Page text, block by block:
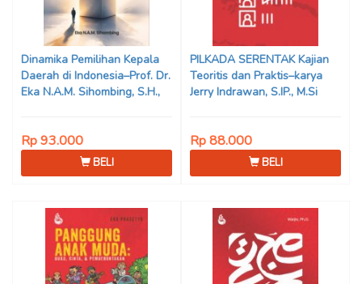
Dinamika Pemilihan Kepala
Daerah di Indonesia–Prof. Dr.
Eka N.A.M. Sihombing, S.H.,
Rp 93.000
BELI
PILKADA SERENTAK Kajian
Teoritis dan Praktis–karya
Jerry Indrawan, S.IP., M.Si
Rp 88.000
BELI